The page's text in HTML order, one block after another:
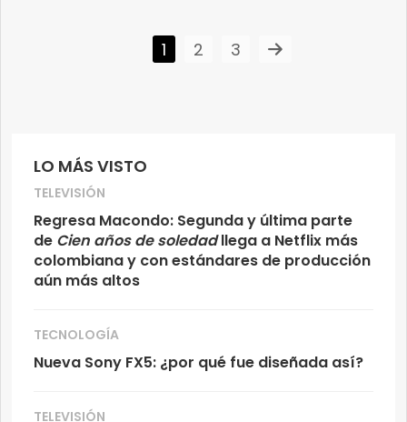
LO MÁS VISTO
TELEVISIÓN
Regresa Macondo: Segunda y última parte
de Cien años de soledadllega a Netflix más
colombiana y con estándares de producción
aún más altos
TECNOLOGÍA
Nueva Sony FX5: ¿por qué fue diseñada así?
TELEVISIÓN
1 2 3